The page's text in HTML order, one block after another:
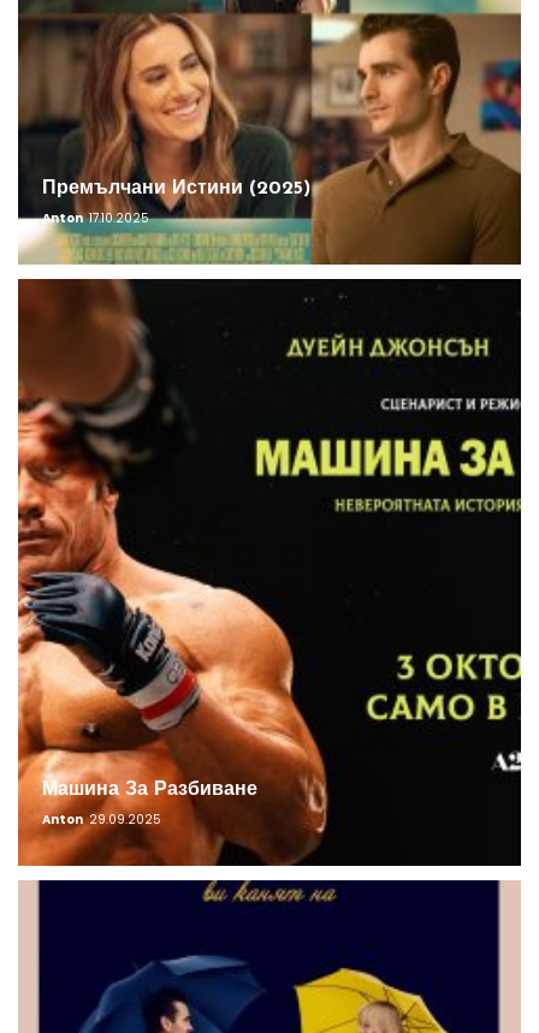
Премълчани Истини (2025)
Anton 17.10.2025
Машина За Разбиване
Anton 29.09.2025